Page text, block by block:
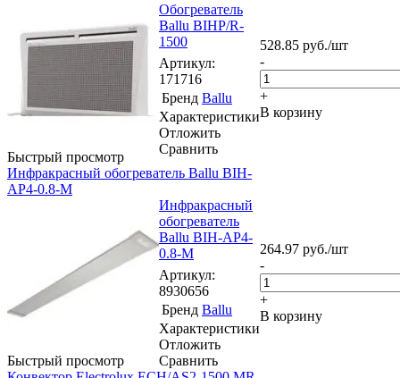
Быстрый просмотр
Обогреватель
Ballu BIHP/R-
1500
Артикул:
171716
Бренд Ballu
Характеристики
Отложить
Сравнить
528.85 руб./шт
-
+
В корзину
Инфракрасный обогреватель Ballu BIH-
AP4-0.8-M
Быстрый просмотр
Инфракрасный
обогреватель
Ballu BIH-AP4-
0.8-M
Артикул:
8930656
Бренд Ballu
Характеристики
Отложить
Сравнить
264.97 руб./шт
-
+
В корзину